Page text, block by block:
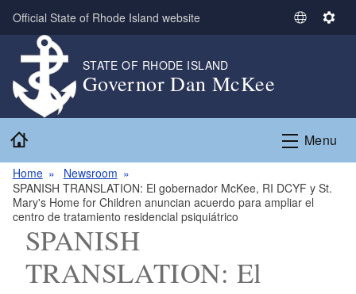
Skip to main content
Official State of Rhode Island website
S
t
L
g
u
S
n
g
STATE OF RHODE ISLAND
Governor Dan McKee
Menu
Home
Newsroom
SPANISH TRANSLATION: El gobernador McKee, RI DCYF y St.
Mary's Home for Children anuncian acuerdo para ampliar el
centro de tratamiento residencial psiquiátrico
SPANISH
TRANSLATION: El